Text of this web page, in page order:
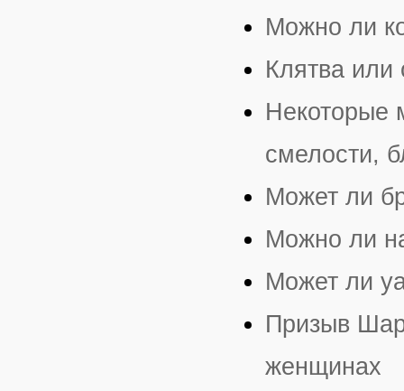
Можно ли
Клятва
Некоторые
смелости,
Может ли
Можно ли
Может ли
Призыв
женщинах